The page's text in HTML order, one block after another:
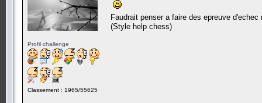
Profil challenge
Classement : 1965/55625
Faudrait penser a faire des epreuve
(Style help chess)